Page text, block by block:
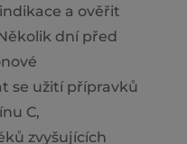
a ověřit
dní před
se užití přípravků
C,
zvyšujících